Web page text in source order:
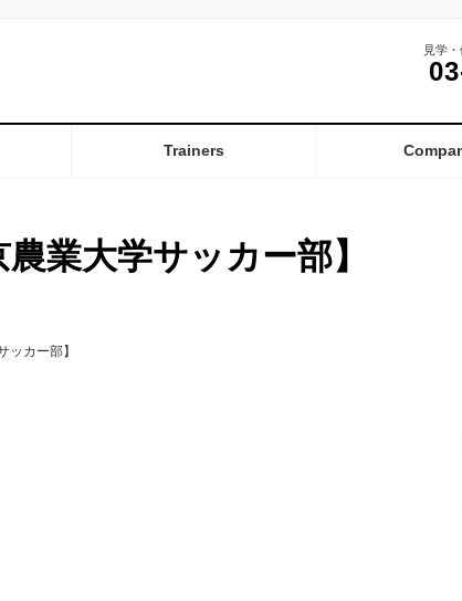
見学
Trainers
業大学サッカー部】
ッカー部】